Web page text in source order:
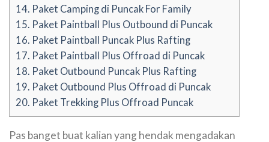
14. Paket Camping di Puncak For Family
15. Paket Paintball Plus Outbound di Puncak
16. Paket Paintball Puncak Plus Rafting
17. Paket Paintball Plus Offroad di Puncak
18. Paket Outbound Puncak Plus Rafting
19. Paket Outbound Plus Offroad di Puncak
20. Paket Trekking Plus Offroad Puncak
Pas banget buat kalian yang hendak mengadakan